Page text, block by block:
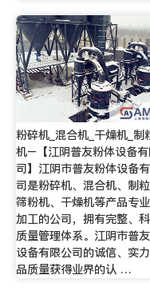
粉碎机_混合机_干燥机_制
机–【江阴普友粉体设备
司】江阴市普友粉体设备
司是粉碎机、混合机、制粒
筛粉机、干燥机等产品专
加工的公司，拥有完整、
质量管理体系。江阴市普
设备有限公司的诚信、实
品质量获得业界的认 …